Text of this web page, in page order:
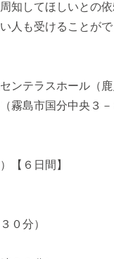
知してほしいとの
人も受けることがで
ンテラスホール（
霧島市国分中央３－
【６日間】
０分）